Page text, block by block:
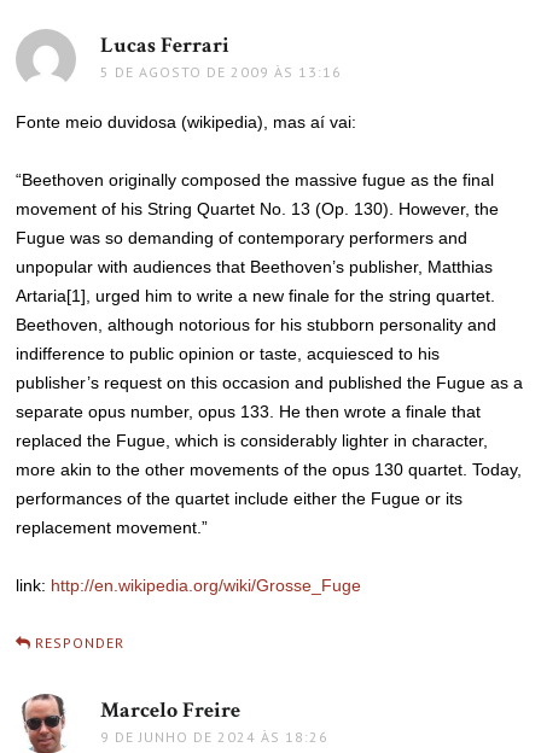
Lucas Ferrari
5 DE AGOSTO DE 2009 ÀS 13:16
Fonte meio duvidosa (wikipedia), mas aí vai:
“Beethoven originally composed the massive fugue as the final
movement of his String Quartet No. 13 (Op. 130). However, the
Fugue was so demanding of contemporary performers and
unpopular with audiences that Beethoven’s publisher, Matthias
Artaria[1], urged him to write a new finale for the string quartet.
Beethoven, although notorious for his stubborn personality and
indifference to public opinion or taste, acquiesced to his
publisher’s request on this occasion and published the Fugue as a
separate opus number, opus 133. He then wrote a finale that
replaced the Fugue, which is considerably lighter in character,
more akin to the other movements of the opus 130 quartet. Today,
performances of the quartet include either the Fugue or its
replacement movement.”
link: http://en.wikipedia.org/wiki/Grosse_Fuge
RESPONDER
Marcelo Freire
9 DE JUNHO DE 2024 ÀS 18:26